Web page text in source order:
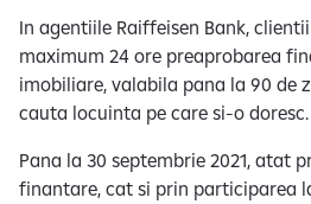
In agentiile Raiffeisen Bank,
maximum 24 ore preaprobarea
imobiliare, valabila pana la 90 de
cauta locuinta pe care si-o doresc.
Pana la 30 septembrie 2021, atat
finantare, cat si prin participarea